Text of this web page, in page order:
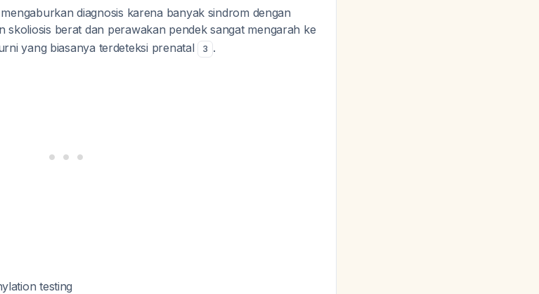
diagnosis karena banyak sindrom dengan
skoliosis berat dan perawakan pendek sangat mengarah ke
yang biasanya terdeteksi prenatal
3 .
testing